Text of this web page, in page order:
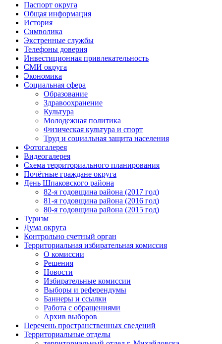
Паспорт округа
Общая информация
История
Символика
Экстренные службы
Телефоны доверия
Инвестиционная привлекательность
СМИ округа
Экономика
Социальная сфера
Образование
Здравоохранение
Культура
Молодежная политика
Физическая культура и спорт
Труд и социальная защита населения
Фотогалерея
Видеогалерея
Схема территориального планирования
Почётные граждане округа
День Шпаковского района
82-я годовщина района (2017 год)
81-я годовщина района (2016 год)
80-я годовщина района (2015 год)
Туризм
Дума округа
Контрольно счетный орган
Территориальная избирательная комиссия
О комиссии
Решения
Новости
Избирательные комиссии
Выборы и референдумы
Баннеры и ссылки
Работа с обращениями
Архив выборов
Перечень пространственных сведений
Территориальные отделы